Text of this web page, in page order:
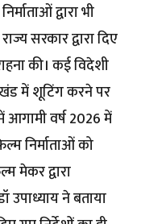
द्वारा भी
सरकार द्वारा दिए
की। कई विदेशी
में शूटिंग करने पर
आगामी वर्ष 2026 में
निर्माताओं को
मेकर द्वारा
उपाध्याय ने बताया